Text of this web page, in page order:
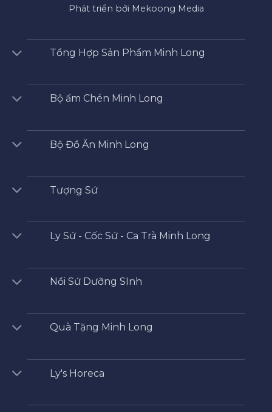
Phát triển bởi Mekoong Media
Tổng Hợp Sản Phẩm Minh Long
Bộ ấm Chén Minh Long
Bộ Đồ Ăn Minh Long
Tượng Sứ
Ly Sứ - Cốc Sứ - Ca Trà Minh Long
Nồi Sứ Dưỡng SInh
Quà Tặng Minh Long
Ly's Horeca